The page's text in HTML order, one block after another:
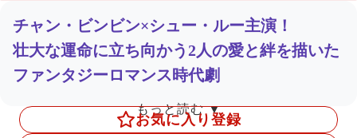
もっと読む ▼
チャン・ビンビン×シュー・ルー主演！
壮大な運命に立ち向かう2人の愛と絆を描いた
ファンタジーロマンス時代劇
ストーリー
お気に入り登録